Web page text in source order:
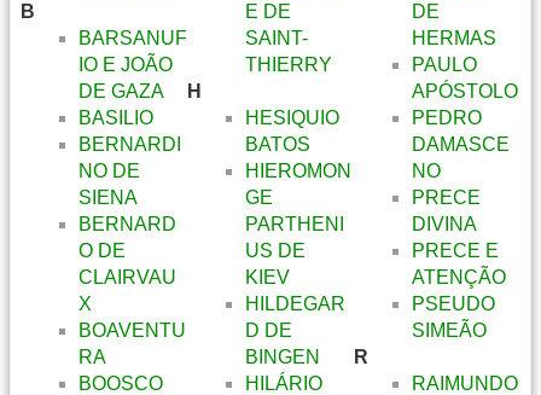
B
BARSANUF
IO E JOÃO
DE GAZA
BASILIO
BERNARDI
NO DE
SIENA
BERNARD
O DE
CLAIRVAU
X
BOAVENTU
RA
BOOSCO
E DE
SAINT-
THIERRY
H
HESIQUIO
BATOS
HIEROMON
GE
PARTHENI
US DE
KIEV
HILDEGAR
D DE
BINGEN
HILÁRIO
DE
HERMAS
PAULO
APÓSTOLO
PEDRO
DAMASCE
NO
PRECE
DIVINA
PRECE E
ATENÇÃO
PSEUDO
SIMEÃO
R
RAIMUNDO